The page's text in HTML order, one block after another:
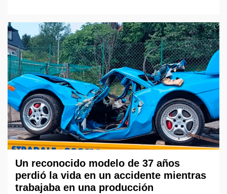
Un reconocido modelo de 37 años
perdió la vida en un accidente mientras
trabajaba en una producción